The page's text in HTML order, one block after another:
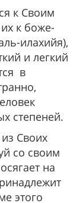
к Своим
к боже-
илахийя),
и легкий
в
степеней.
Своих
со своим
на
этого